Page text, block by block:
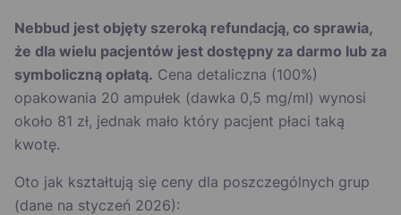
Nebbud jest objęty szeroką refundacją, co sprawia,
że dla wielu pacjentów jest dostępny za darmo lub za
symboliczną opłatą. Cena detaliczna (100%)
opakowania 20 ampułek (dawka 0,5 mg/ml) wynosi
około 81 zł, jednak mało który pacjent płaci taką
kwotę.
Oto jak kształtują się ceny dla poszczególnych grup
(dane na styczeń 2026):